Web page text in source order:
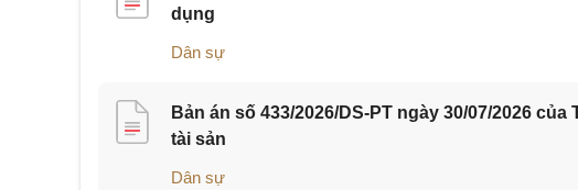
dụng
Dân sự
Bản án số 433/2026/DS-PT ngày 30/07/2026
tài sản
Dân sự